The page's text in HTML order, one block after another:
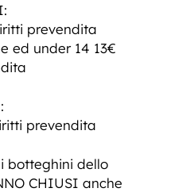
prevendita
ed under 14 13€
prevendita
botteghini dello
CHIUSI anche